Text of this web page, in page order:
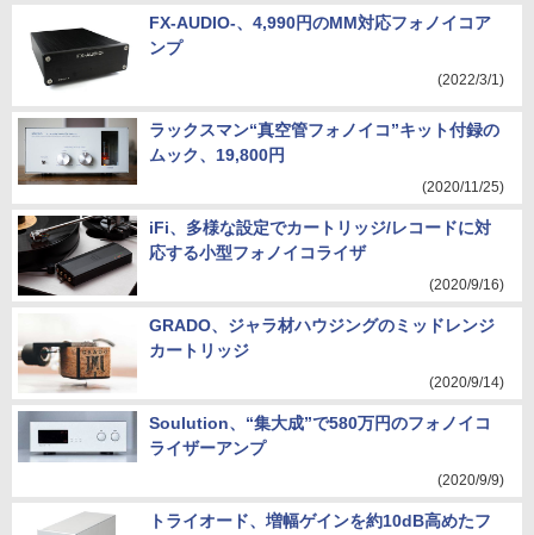
FX-AUDIO-、4,990円のMM対応フォノイコア
ンプ
(2022/3/1)
ラックスマン“真空管フォノイコ”キット付録の
ムック、19,800円
(2020/11/25)
iFi、多様な設定でカートリッジ/レコードに対
応する小型フォノイコライザ
(2020/9/16)
GRADO、ジャラ材ハウジングのミッドレンジ
カートリッジ
(2020/9/14)
Soulution、“集大成”で580万円のフォノイコ
ライザーアンプ
(2020/9/9)
トライオード、増幅ゲインを約10dB高めたフ